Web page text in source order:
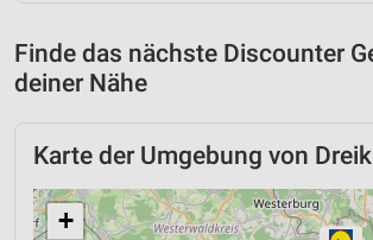
Finde das nächste Discounter
deiner Nähe
Karte der Umgebung von
+